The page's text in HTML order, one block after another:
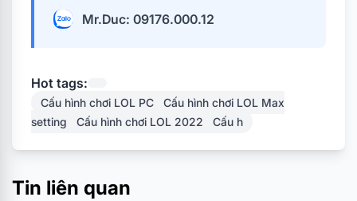
Tin liên quan
Mr.Duc: 09176.000.12
Hot tags:
Cấu hình chơi LOL PC Cấu hình chơi LOL Max
setting Cấu hình chơi LOL 2022 Cấu h